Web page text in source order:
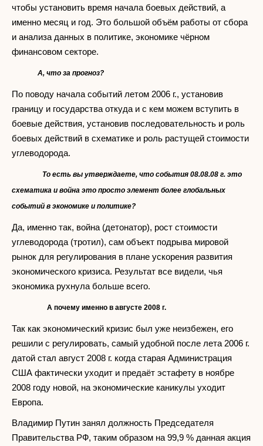
чтобы установить время начала боевых действий, а
именно месяц и год. Это большой объём работы от сбора
и анализа данных в политике, экономике чёрном
финансовом секторе.
А, что за прогноз?
По поводу начала событий летом 2006 г., установив
границу и государства откуда и с кем можем вступить в
боевые действия, установив последовательность и роль
боевых действий в схематике и роль растущей стоимости
углеводорода.
То есть вы утверждаете, что события 08.08.08 г. это
схематика и война это просто элемент более глобальных
событий в экономике и политике?
Да, именно так, война (детонатор), рост стоимости
углеводорода (тротил), сам объект подрыва мировой
рынок для регулирования в плане ускорения развития
экономического кризиса. Результат все видели, чья
экономика рухнула больше всего.
А почему именно в августе 2008 г.
Так как экономический кризис был уже неизбежен, его
решили с регулировать, самый удобной после лета 2006 г.
датой стал август 2008 г. когда старая Администрация
США фактически уходит и предаёт эстафету в ноябре
2008 году новой, на экономические каникулы уходит
Европа.
Владимир Путин занял должность Председателя
Правительства РФ, таким образом на 99,9 % данная акция